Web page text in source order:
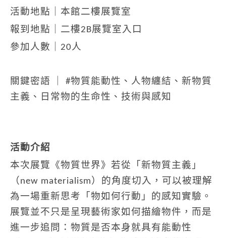
活動地點｜本館二樓展覽室
報到地點｜二樓2B展覽室入口
參加人數｜20人
關鍵密語 ｜ #物質能動性、人物纏結、新物質
主義、日常物的生命性、技術與感知
活動介紹
本次展覽《物質世界》若從「新物質主義」
（new materialism）的角度切入，可以被理解
為一場重新思考「物如何行動」的感知實驗。
展覽並不只是呈現藝術家如何描繪物件，而是
進一步追問：物質是否本身就具有能動性